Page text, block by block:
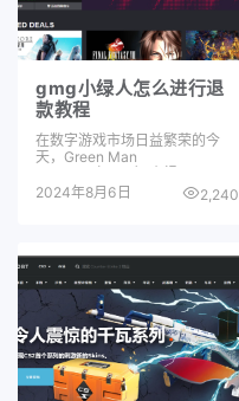
gmg小绿人怎么进行退
款教程
在数字游戏市场日益繁荣的今
天，Green Man
2024年8月6日
2,240